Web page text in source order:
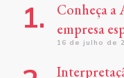
Conheça
empresa
16 de julho de